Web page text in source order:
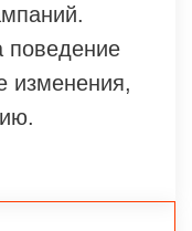
поведение
изменения,